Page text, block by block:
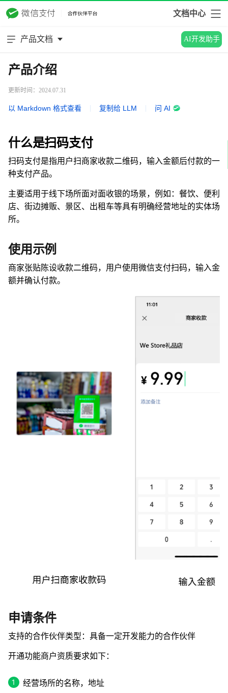
文档中心
产品文档 AI开发助手
产品介绍
更新时间：2024.07.31
以 Markdown 格式查看 复制给 LLM 问 AI
什么是扫码支付
扫码支付是指用户扫商家收款二维码，输入金额后付款的一
种支付产品。
主要适用于线下场所面对面收银的场景，例如：餐饮、便利
店、街边摊贩、景区、出租车等具有明确经营地址的实体场
所。
使用示例
商家张贴陈设收款二维码，用户使用微信支付扫码，输入金
额并确认付款。
申请条件
支持的合作伙伴类型：具备一定开发能力的合作伙伴
开通功能商户资质要求如下：
经营场所的名称，地址